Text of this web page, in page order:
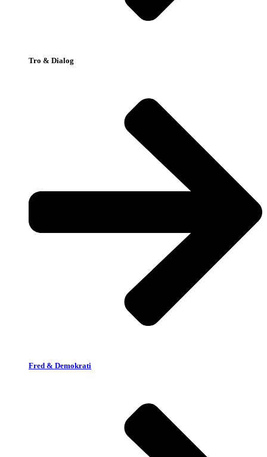
Tro & Dialog
Fred & Demokrati